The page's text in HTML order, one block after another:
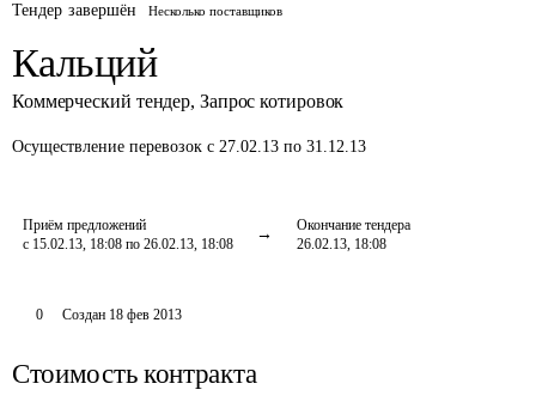
Тендер завершён Несколько поставщиков
Кальций
Коммерческий тендер, Запрос котировок
Осуществление перевозок с 27.02.13 по 31.12.13
Приём предложений
с 15.02.13, 18:08 по 26.02.13, 18:08
Окончание тендера
26.02.13, 18:08
0 Создан 18 фев 2013
Стоимость контракта